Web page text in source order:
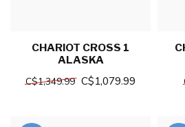
CHARIOT CROSS 1
ALASKA
C$1,349.99 C$1,079.99